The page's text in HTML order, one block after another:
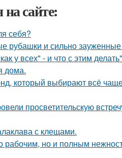
сайте:
себя?
рубашки и сильно
у всех" - и что с этим
дома.
который выбирают всё
просветительскую
с клещами.
рабочим, но и полным